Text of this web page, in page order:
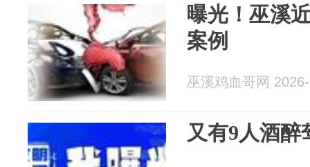
曝光！巫溪
案例
巫溪鸡血哥网
又有9人酒醉